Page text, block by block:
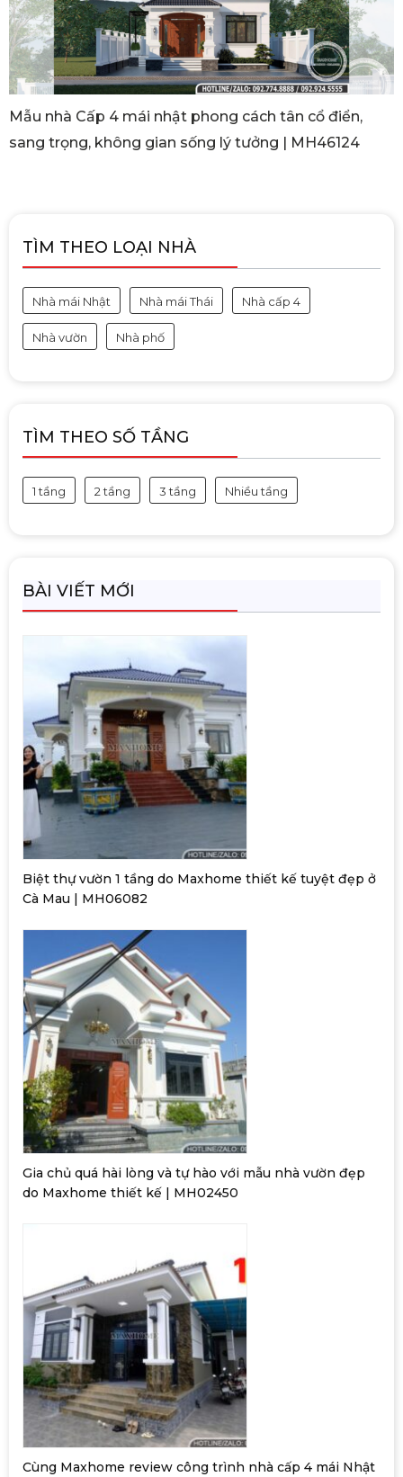
Mẫu nhà Cấp 4 mái nhật phong cách tân cổ điển,
sang trọng, không gian sống lý tưởng | MH46124
TÌM THEO LOẠI NHÀ
Nhà mái Nhật Nhà mái Thái Nhà cấp 4
Nhà vườn Nhà phố
TÌM THEO SỐ TẦNG
1 tầng 2 tầng 3 tầng Nhiều tầng
BÀI VIẾT MỚI
Biệt thự vườn 1 tầng do Maxhome thiết kế tuyệt đẹp ở
Cà Mau | MH06082
Gia chủ quá hài lòng và tự hào với mẫu nhà vườn đẹp
do Maxhome thiết kế | MH02450
Cùng Maxhome review công trình nhà cấp 4 mái Nhật